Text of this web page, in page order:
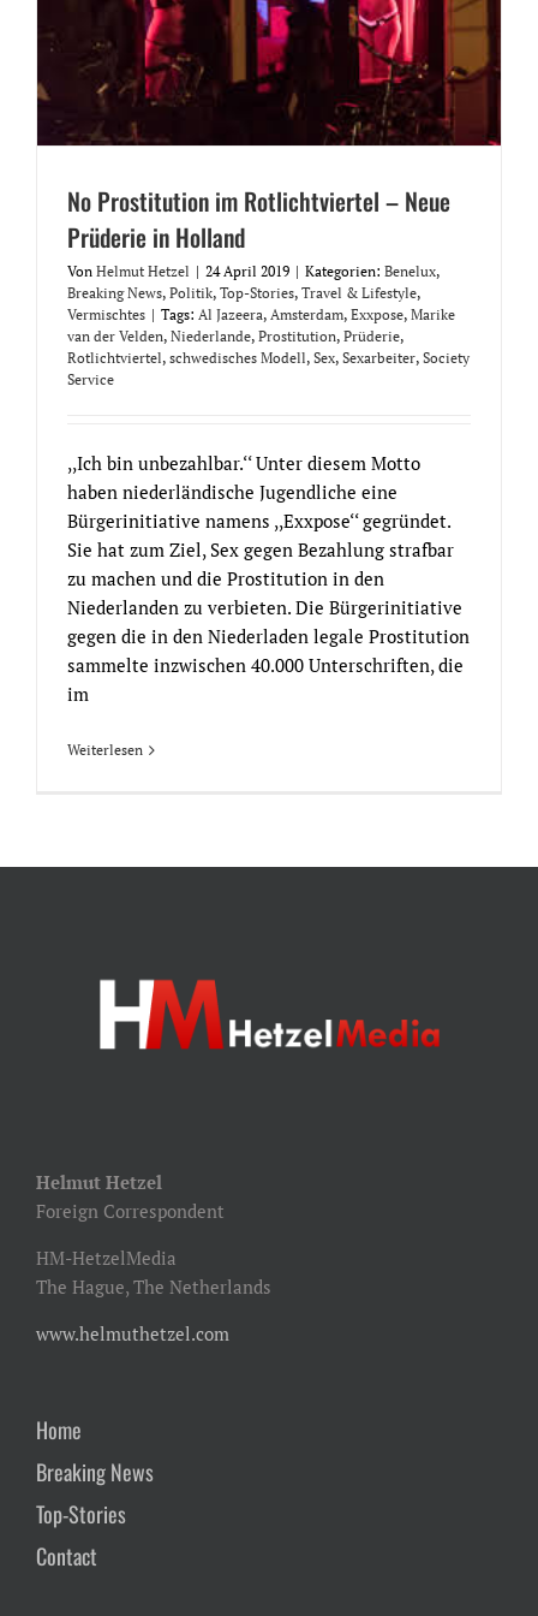
No Prostitution im Rotlichtviertel – Neue
Prüderie in Holland
Von Helmut Hetzel | 24 April 2019 | Kategorien: Benelux,
Breaking News, Politik, Top-Stories, Travel & Lifestyle,
Vermischtes | Tags: Al Jazeera, Amsterdam, Exxpose, Marike
van der Velden, Niederlande, Prostitution, Prüderie,
Rotlichtviertel, schwedisches Modell, Sex, Sexarbeiter, Society
Service
,,Ich bin unbezahlbar.‘‘ Unter diesem Motto
haben niederländische Jugendliche eine
Bürgerinitiative namens ,,Exxpose‘‘ gegründet.
Sie hat zum Ziel, Sex gegen Bezahlung strafbar
zu machen und die Prostitution in den
Niederlanden zu verbieten. Die Bürgerinitiative
gegen die in den Niederladen legale Prostitution
sammelte inzwischen 40.000 Unterschriften, die
im
Weiterlesen
Helmut Hetzel
Foreign Correspondent
HM-HetzelMedia
The Hague, The Netherlands
www.helmuthetzel.com
Home
Breaking News
Top-Stories
Contact